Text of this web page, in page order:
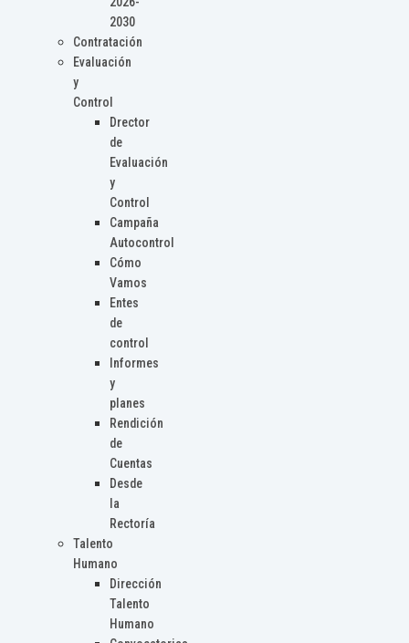
2030
Contratación
Evaluación
y
Control
Drector
de
Evaluación
y
Control
Campaña
Autocontrol
Cómo
Vamos
Entes
de
control
Informes
y
planes
Rendición
de
Cuentas
Desde
la
Rectoría
Talento
Humano
Dirección
Talento
Humano